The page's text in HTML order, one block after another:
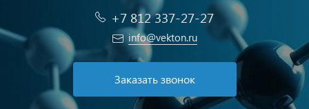
+7 812 337-27-27
info@vekton.ru
Заказать звонок